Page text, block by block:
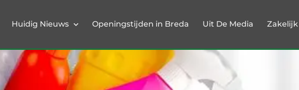
Huidig Nieuws Openingstijden in Breda Uit De Media